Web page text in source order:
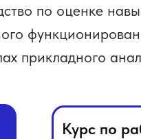
по оценке
прикладного
Курс по